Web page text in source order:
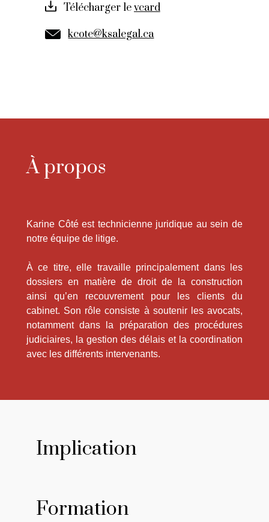
Télécharger le
kcote@ksalegal.ca
À propos
Karine Côté est technicienne juridique au sein de
notre équipe de litige.
À ce titre, elle travaille principalement dans les
dossiers en matière de droit de la construction
ainsi qu’en recouvrement pour les clients du
cabinet. Son rôle consiste à soutenir les avocats,
notamment dans la préparation des procédures
judiciaires, la gestion des délais et la coordination
avec les différents intervenants.
Implication
Formation